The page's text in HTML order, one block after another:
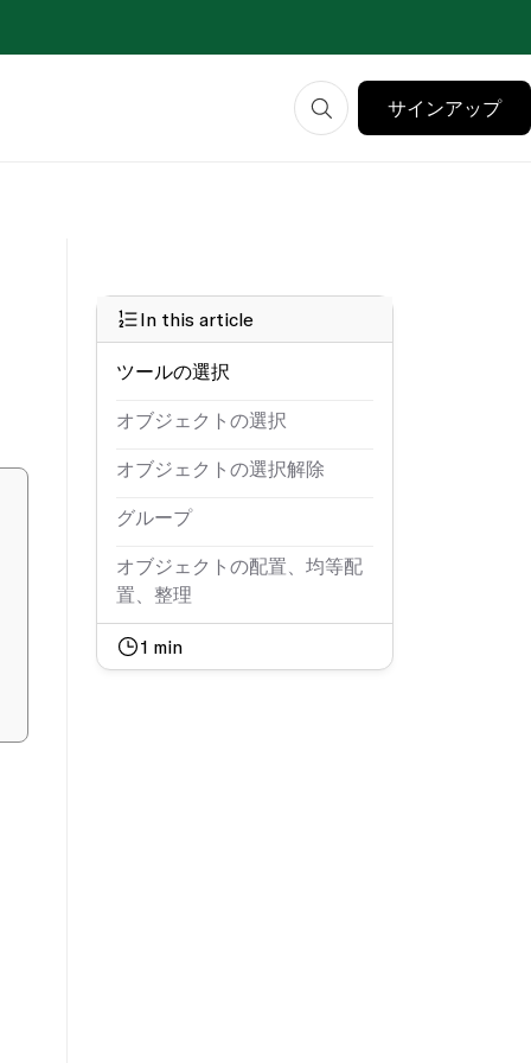
サインアップ
In this article
ツールの選択
オブジェクトの選択
オブジェクトの選択解除
グループ
オブジェクトの配置、均等配
置、整理
1 min